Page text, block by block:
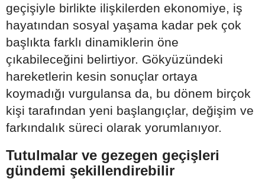
geçişiyle birlikte ilişkilerden ekonomiye, iş
hayatından sosyal yaşama kadar pek çok
başlıkta farklı dinamiklerin öne
çıkabileceğini belirtiyor. Gökyüzündeki
hareketlerin kesin sonuçlar ortaya
koymadığı vurgulansa da, bu dönem birçok
kişi tarafından yeni başlangıçlar, değişim ve
farkındalık süreci olarak yorumlanıyor.
Tutulmalar ve gezegen geçişleri
gündemi şekillendirebilir